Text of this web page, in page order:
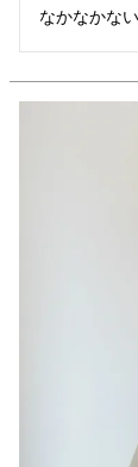
なかなかな